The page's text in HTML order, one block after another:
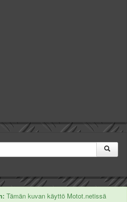
Tämän kuvan käyttö Motot.netissä